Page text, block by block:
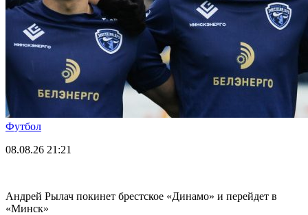
Футбол
08.08.26 21:21
Андрей Рылач покинет брестское «Динамо» и перейдет в
«Минск»